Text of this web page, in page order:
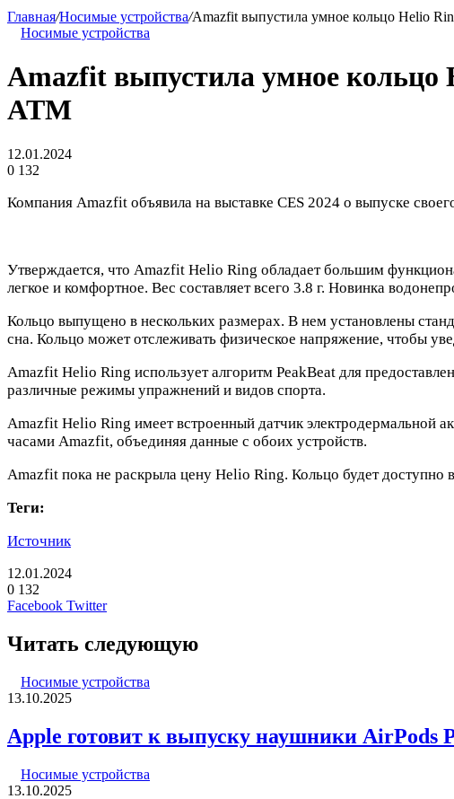
Главная/Носимые устройства/Amazfit выпустила умное кольцо Helio
Носимые устройства
Amazfit выпустила умное кольцо
ATM
12.01.2024
0 132
Компания Amazfit объявила на выставке CES 2024 о выпуске
Утверждается, что Amazfit Helio Ring обладает большим
легкое и комфортное. Вес составляет всего 3.8 г. Новинка
Кольцо выпущено в нескольких размерах. В нем установлены
сна. Кольцо может отслеживать физическое напряжение, чтобы
Amazfit Helio Ring использует алгоритм PeakBeat для
различные режимы упражнений и видов спорта.
Amazfit Helio Ring имеет встроенный датчик электродермальной
часами Amazfit, объединяя данные с обоих устройств.
Amazfit пока не раскрыла цену Helio Ring. Кольцо будет доступно
Теги:
Источник
12.01.2024
0 132
Facebook TwitterLinkedIn
Pinterest
Вконтакте
Одноклассники
Skype
WhatsApp
Telegram
Viber
Читать следующую
Носимые устройства
13.10.2025
Apple готовит к выпуску наушники AirPods
Носимые устройства
13.10.2025